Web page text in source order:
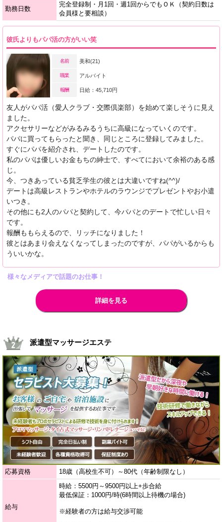
勤務日数
完全登録制・月1回・週1回からでもＯＫ（契約日数は
会員様と要相談）
彼氏よりもパパ活の方がいい笑
名前 美和(21)
職業 アルバイト
報酬 日給：45,710円
友人がパパ活（愛人クラブ・交際倶楽部）を始めて楽しそうに見え
ました。
アクセサリーなどがみるみるうちに高級になっていくのです。
パパに買ってもらったと聞き、同じところに登録してみました。
すぐにパパを紹介され、デートしたのです。
私のパパは優しいお金もちの紳士で、すべてにおいて余裕のある感
じ。
今、つきあっている貧乏学生の彼とは大違いですね(^^)/
デートは高級レストランやホテルのラウンジでプレゼントやお小遣
いつき。
その他にも2人のパパと契約して、今パパとのデートで忙しい日々
です。
報酬ももらえるので、リッチになりました！
彼とはあまり会えなくなってしまったのですが、パパがいるからも
ういいかな。
様々なメディアで話題のお仕事！
詳細を見る
派遣型マッサージエステ
応募資格 18歳（高校生不可）～80代（年齢制限なし）
給与
時給：5500円～9500円以上+歩合給
最低保証：1000円/時(6時間以上待機の場合)
※経験者の方は給与交渉可能